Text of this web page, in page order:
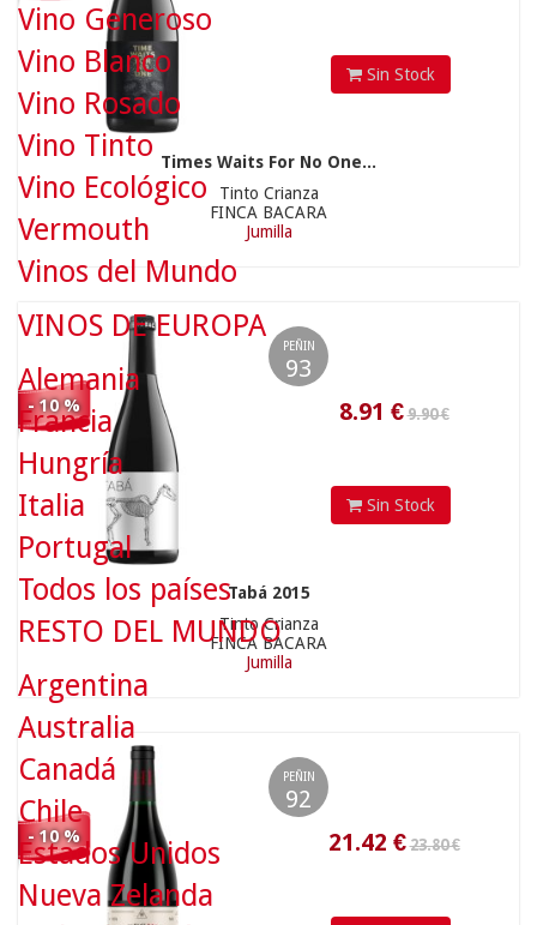
Sin Stock
Times Waits For No One...
Tinto Crianza
FINCA BACARA
Jumilla
- 10 %
PEÑIN
93
9.90 €
Sin Stock
Tabá 2015
Tinto Crianza
FINCA BACARA
Jumilla
- 10 %
PEÑIN
92
21.42
Vino Generoso
Vino Blanco
Vino Rosado
Vino Tinto
Vino Ecológico
Vermouth
Vinos del Mundo
VINOS DE EUROPA
Alemania
Francia
Hungría
Italia
Portugal
Todos los países
RESTO DEL MUNDO
Argentina
Australia
Canadá
Chile
Estados Unidos
Nueva Zelanda